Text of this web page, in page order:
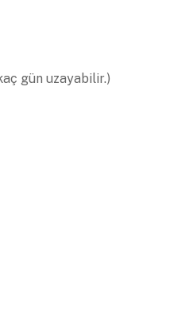
gün uzayabilir.)